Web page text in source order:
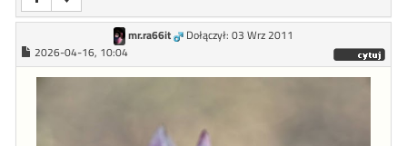
mr.ra66it
Dołączył: 03 Wrz 2011
2026-04-16, 10:04